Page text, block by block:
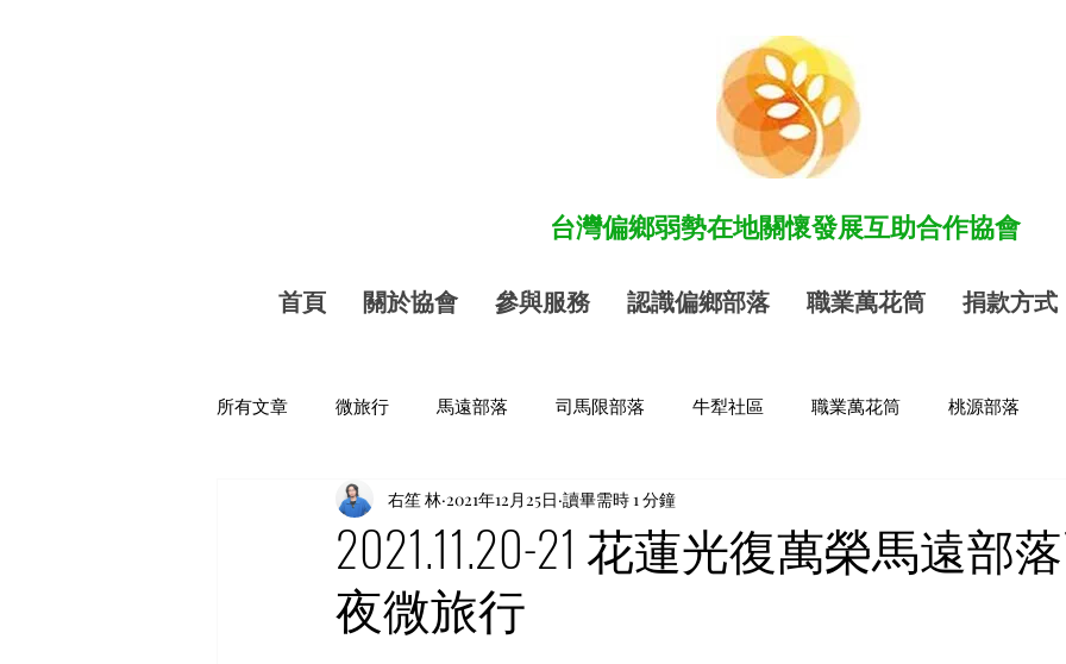
​台灣偏鄉弱勢在地關懷發展互助合作協會
首頁 關於協會 參與服務 認識偏鄉部落 職業萬花筒 捐款方式
所有文章 微旅行 馬遠部落 司馬限部落 牛犁社區 職業萬花筒 桃源部落
年度影片
2021.11.20-21 花蓮光復萬榮馬遠部
夜微旅行
右笙 林 2021年12月25日 讀畢需時 1 分鐘